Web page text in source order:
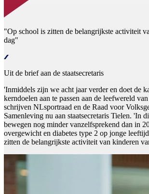
"Op school is zitten de belangrijkste activiteit
dag"
Uit de brief aan de staatsecretaris
'Inmiddels zijn we acht jaar verder en doet de
kerndoelen aan te passen aan de leefwereld
schrijven NLsportraad en de Raad voor
Samenleving nu aan staatsecretaris Tielen. 'In
bewegen nog minder vanzelfsprekend dan in
overgewicht en diabetes type 2 op jonge
zitten de belangrijkste activiteit van kinderen